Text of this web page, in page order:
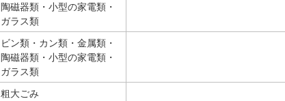
陶磁器類・小型の家電類・
ガラス類
ビン類・カン類・金属類・
陶磁器類・小型の家電類・
ガラス類
粗大ごみ